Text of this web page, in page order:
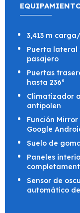
3,413 m
Puerta lateral
pasajero
Puertas
hasta 236º
Climatizador
antipolen
Función
Google
Suelo de
Paneles
Sensor de
automático